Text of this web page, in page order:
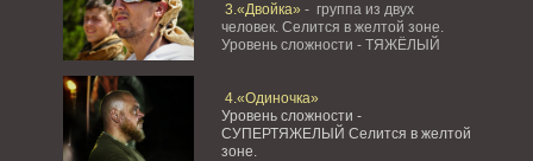
3.«Двойка» - группа из двух
человек. Селится в желтой зоне.
Уровень сложности - ТЯЖЁЛЫЙ
4.«Одиночка»
Уровень сложности -
СУПЕРТЯЖЕЛЫЙ Селится в желтой
зоне.